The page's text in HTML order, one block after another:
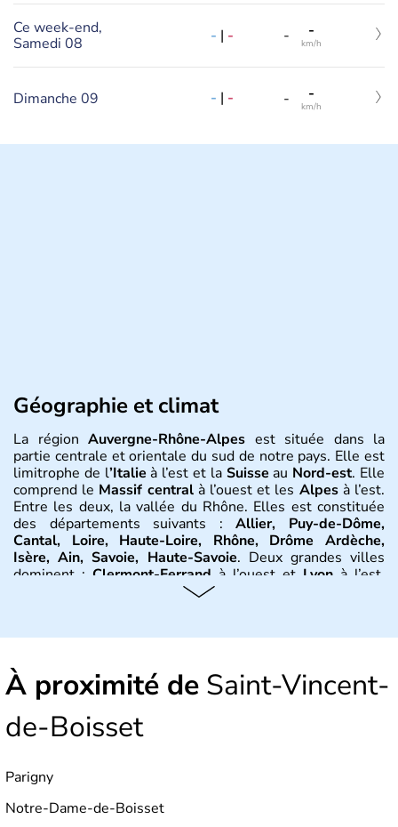
Ce week-end,
Samedi 08
- | - - -
km/h
Dimanche 09 - | - - -
km/h
Géographie et climat
La région Auvergne-Rhône-Alpes est située dans la
partie centrale et orientale du sud de notre pays. Elle est
limitrophe de l’Italie à l’est et la Suisse au Nord-est. Elle
comprend le Massif centralà l’ouest et les Alpesà l’est.
Entre les deux, la vallée du Rhône. Elles est constituée
des départements suivants :Allier, Puy-de-Dôme,
Cantal, Loire, Haute-Loire, Rhône, Drôme Ardèche,
Isère, Ain, Savoie, Haute-Savoie. Deux grandes villes
dominent : Clermont-Ferrand à l’ouest et Lyon à l’est.
D’autres villes ont une réelle importance dans la région
exemple. La région est bordée au Nord-Est par le climat
Sud-Est par le climat méditerranéen.
Histoire et administration
lors de la
avant J.-C. On trouve de nombreux vestiges dans la
À proximité de Saint-Vincent-
de-Boisset
Parigny
Notre-Dame-de-Boisset